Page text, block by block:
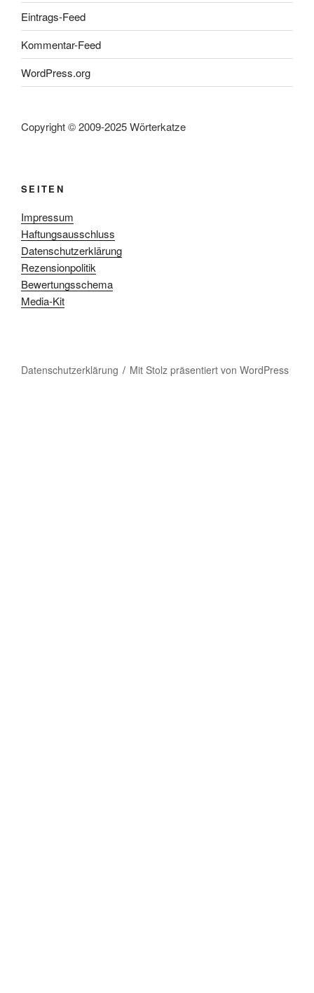
Eintrags-Feed
Kommentar-Feed
WordPress.org
Copyright © 2009-2025 Wörterkatze
SEITEN
Impressum
Haftungsausschluss
Datenschutzerklärung
Rezensionpolitik
Bewertungsschema
Media-Kit
Datenschutzerklärung Mit Stolz präsentiert von WordPress